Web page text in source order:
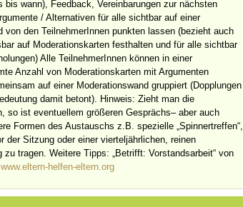
wann), Feedback, Vereinbarungen zur nächsten
/ Alternativen für alle sichtbar auf einer
von den TeilnehmerInnen punkten lassen (bezieht auch
auf Moderationskarten festhalten und für alle sichtbar
Alle TeilnehmerInnen können in einer
Anzahl von Moderationskarten mit Argumenten
auf einer Moderationswand gruppiert (Dopplungen
damit betont). Hinweis: Zieht man die
so ist eventuellem größeren Gesprächs– aber auch
Formen des Austauschs z.B. spezielle „Spinnertreffen“,
der Sitzung oder einer vierteljährlichen, reinen
tragen. Weitere Tipps: „Betrifft: Vorstandsarbeit“ von
www.eltern-helfen-eltern.org